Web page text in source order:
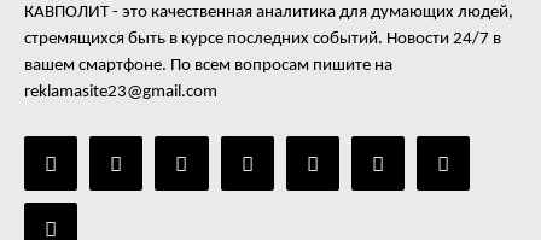
КАВПОЛИТ - это качественная аналитика для думающих людей,
стремящихся быть в курсе последних событий. Новости 24/7 в
вашем смартфоне. По всем вопросам пишите на
reklamasite23@gmail.com